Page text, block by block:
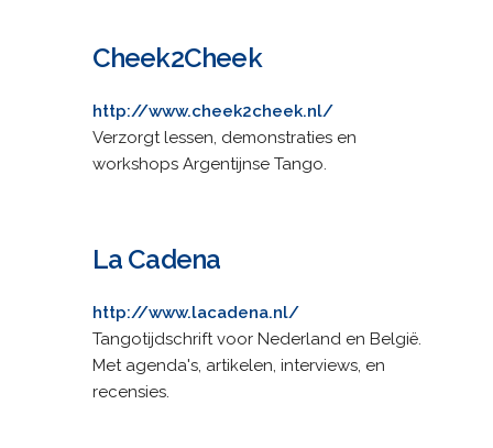
Cheek2Cheek
http://www.cheek2cheek.nl/
Verzorgt lessen, demonstraties en
workshops Argentijnse Tango.
La Cadena
http://www.lacadena.nl/
Tangotijdschrift voor Nederland en België.
Met agenda's, artikelen, interviews, en
recensies.